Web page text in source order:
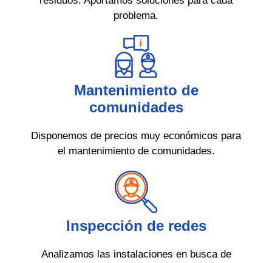
problema.
Mantenimiento de
comunidades
Disponemos de precios muy económicos para
el mantenimiento de comunidades.
Inspección de redes
Analizamos las instalaciones en busca de